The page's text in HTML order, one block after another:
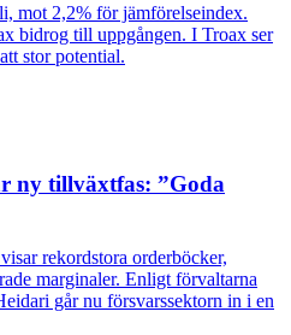
mot 2,2% för jämförelseindex.
bidrog till uppgången. I Troax ser
stor potential.
ny tillväxtfas: ”Goda
rekordstora orderböcker,
marginaler. Enligt förvaltarna
går nu försvarssektorn in i en